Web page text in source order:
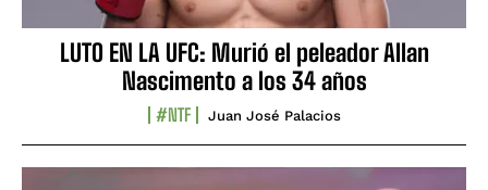
LUTO EN LA UFC: Murió el peleador Allan
Nascimento a los 34 años
#NTF Juan José Palacios